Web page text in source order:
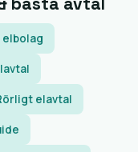
elavtal